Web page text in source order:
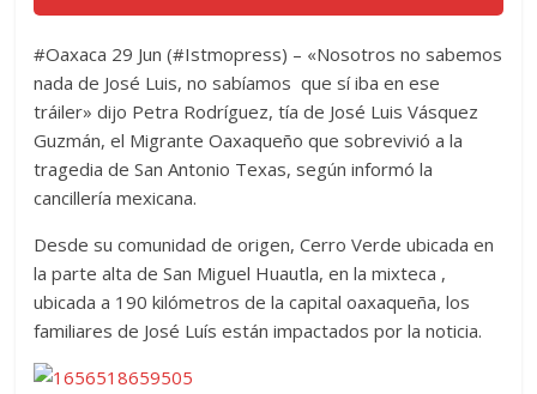
#Oaxaca 29 Jun (#Istmopress) – «Nosotros no sabemos
nada de José Luis, no sabíamos que sí iba en ese
tráiler» dijo Petra Rodríguez, tía de José Luis Vásquez
Guzmán, el Migrante Oaxaqueño que sobrevivió a la
tragedia de San Antonio Texas, según informó la
cancillería mexicana.
Desde su comunidad de origen, Cerro Verde ubicada en
la parte alta de San Miguel Huautla, en la mixteca ,
ubicada a 190 kilómetros de la capital oaxaqueña, los
familiares de José Luís están impactados por la noticia.